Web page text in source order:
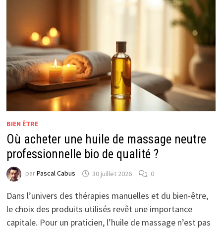
BIEN ÊTRE
Où acheter une huile de massage neutre
professionnelle bio de qualité ?
parPascal Cabus 30 juillet 2026 0
Dans l’univers des thérapies manuelles et du bien-être,
le choix des produits utilisés revêt une importance
capitale. Pour un praticien, l’huile de massage n’est pas